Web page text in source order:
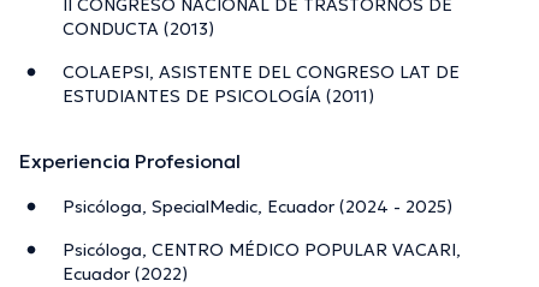
II CONGRESO NACIONAL DE TRASTORNOS DE
CONDUCTA (2013)
COLAEPSI, ASISTENTE DEL CONGRESO LAT DE
ESTUDIANTES DE PSICOLOGÍA (2011)
Experiencia Profesional
Psicóloga, SpecialMedic, Ecuador (2024 - 2025)
Psicóloga, CENTRO MÉDICO POPULAR VACARI,
Ecuador (2022)